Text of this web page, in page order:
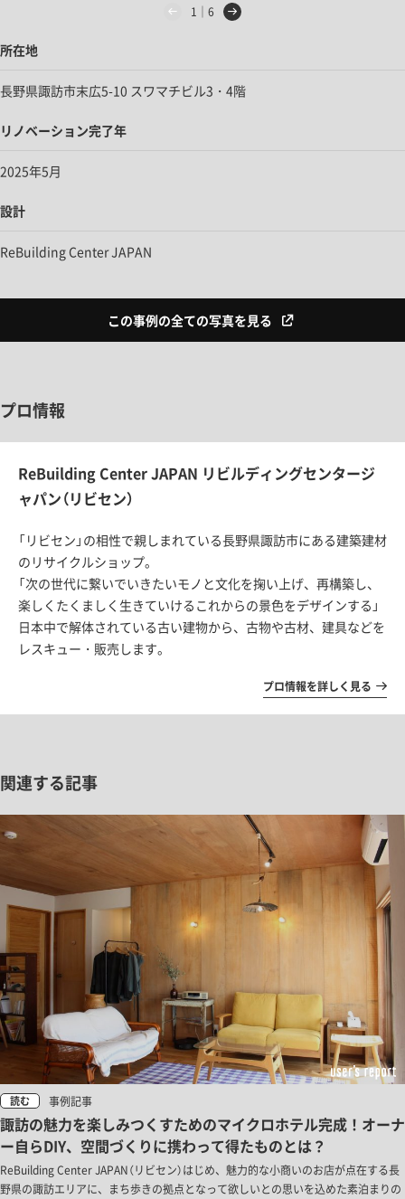
1｜6
所在地
長野県諏訪市末広5-10 スワマチビル3・4階
リノベーション完了年
2025年5月
設計
ReBuilding Center JAPAN
この事例の全ての写真を見る
プロ情報
ReBuilding Center JAPAN リビルディングセンタージ
ャパン（リビセン）
「リビセン」の相性で親しまれている長野県諏訪市にある建築建材
のリサイクルショップ。
「次の世代に繋いでいきたいモノと文化を掬い上げ、再構築し、
楽しくたくましく生きていけるこれからの景色をデザインする」
日本中で解体されている古い建物から、古物や古材、建具などを
レスキュー・販売します。
プロ情報を詳しく見る
関連する記事
読む 事例記事
諏訪の魅力を楽しみつくすためのマイクロホテル完成！オーナ
ー自らDIY、空間づくりに携わって得たものとは？
ReBuilding Center JAPAN（リビセン）はじめ、魅力的な小商いのお店が点在する長
野県の諏訪エリアに、まち歩きの拠点となって欲しいとの思いを込めた素泊まりの